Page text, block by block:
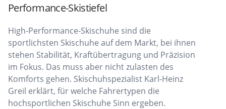
Performance-Skistiefel
High-Performance-Skischuhe sind die
sportlichsten Skischuhe auf dem Markt, bei ihnen
stehen Stabilität, Kraftübertragung und Präzision
im Fokus. Das muss aber nicht zulasten des
Komforts gehen. Skischuhspezialist Karl-Heinz
Greil erklärt, für welche Fahrertypen die
hochsportlichen Skischuhe Sinn ergeben.